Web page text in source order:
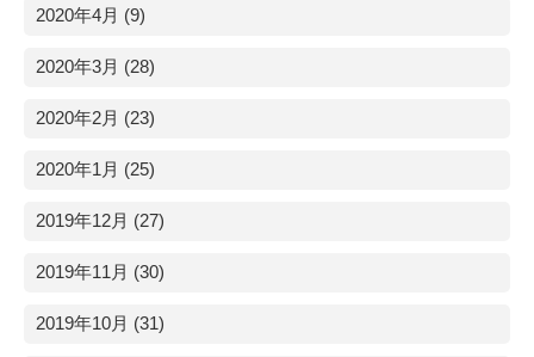
2020年4月 (9)
2020年3月 (28)
2020年2月 (23)
2020年1月 (25)
2019年12月 (27)
2019年11月 (30)
2019年10月 (31)